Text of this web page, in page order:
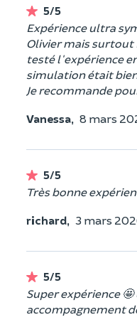
5/5
Expérience ultra
Olivier mais surtout
testé l'expérience
simulation était
Je recommande
Vanessa, 8 mars
5/5
Très bonne
richard, 3 mars
5/5
Super expérience
accompagnement